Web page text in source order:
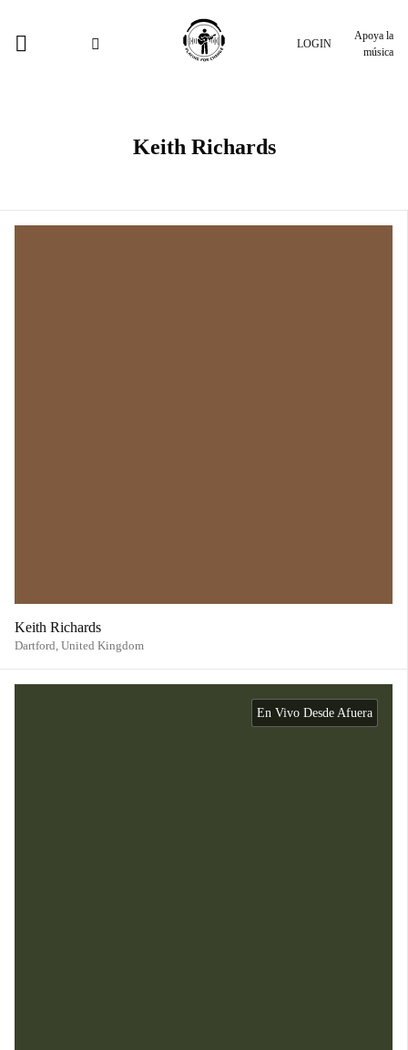
LOGIN
Apoya la
música
Keith Richards
Keith Richards
Dartford, United Kingdom
En Vivo Desde Afuera